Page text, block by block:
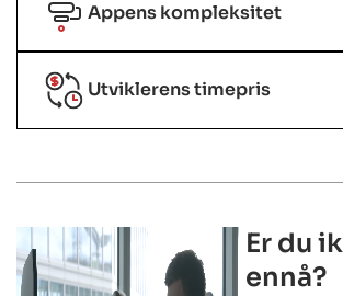
Appens kompleksitet
Utviklerens timepris
Er du
ennå?